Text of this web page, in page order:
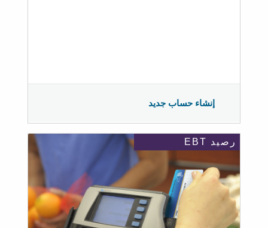
إنشاء حساب جديد
رصيد EBT